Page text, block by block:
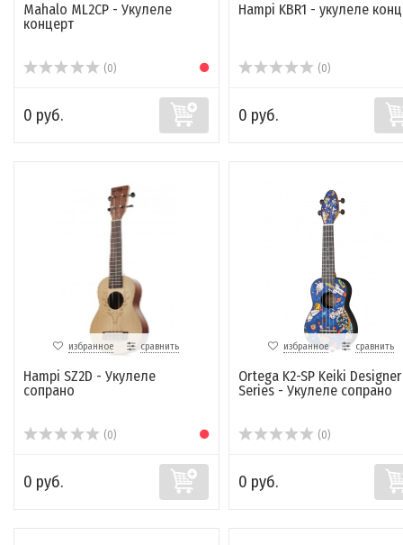
Mahalo ML2CP - Укулеле
концерт
(0)
0 руб.
Hampi KBR1 - укулеле
(0)
0 руб.
избранное сравнить
Hampi SZ2D - Укулеле
сопрано
(0)
0 руб.
избранное сравнить
Ortega K2-SP Keiki Designer
Series - Укулеле сопрано
(0)
0 руб.